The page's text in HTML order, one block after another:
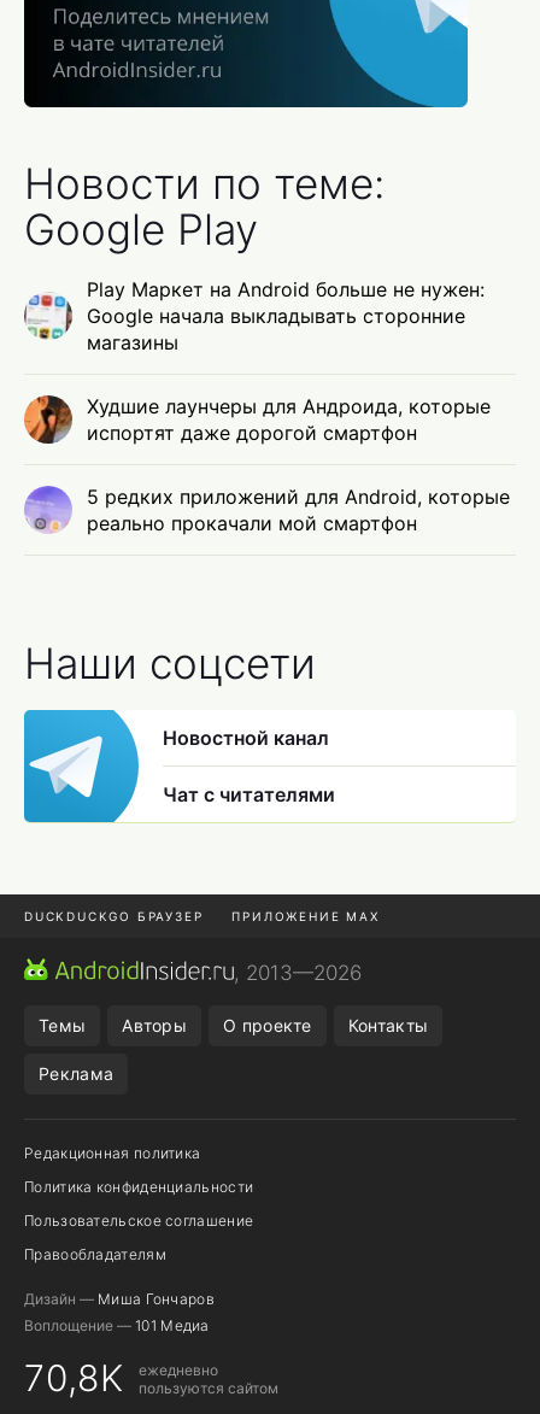
Новости по теме:
Google Play
Play Маркет на Android больше не нужен:
Google начала выкладывать сторонние
магазины
Худшие лаунчеры для Андроида, которые
испортят даже дорогой смартфон
5 редких приложений для Android, которые
реально прокачали мой смартфон
Наши соцсети
Новостной канал
Чат с читателями
DUCKDUCKGO БРАУЗЕР ПРИЛОЖЕНИЕ MAX
ПРИЛОЖЕНИЯ ANDROID
, 2013—2026
Темы Авторы О проекте Контакты
Реклама
Редакционная политика
Политика конфиденциальности
Пользовательское соглашение
Правообладателям
Дизайн — Миша Гончаров
Воплощение — 101 Медиа
70,8K
ежедневно
пользуются сайтом